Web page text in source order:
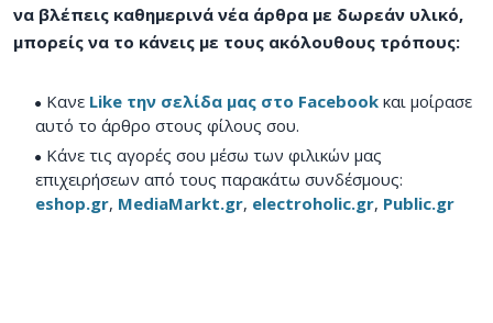
να βλέπεις καθημερινά νέα άρθρα με δωρεάν υλικό,
μπορείς να το κάνεις με τους ακόλουθους τρόπους:
Κανε Like την σελίδα μας στο Facebook και μοίρασε
αυτό το άρθρο στους φίλους σου.
Κάνε τις αγορές σου μέσω των φιλικών μας
επιχειρήσεων από τους παρακάτω συνδέσμους:
eshop.gr, MediaMarkt.gr, electroholic.gr, Public.gr